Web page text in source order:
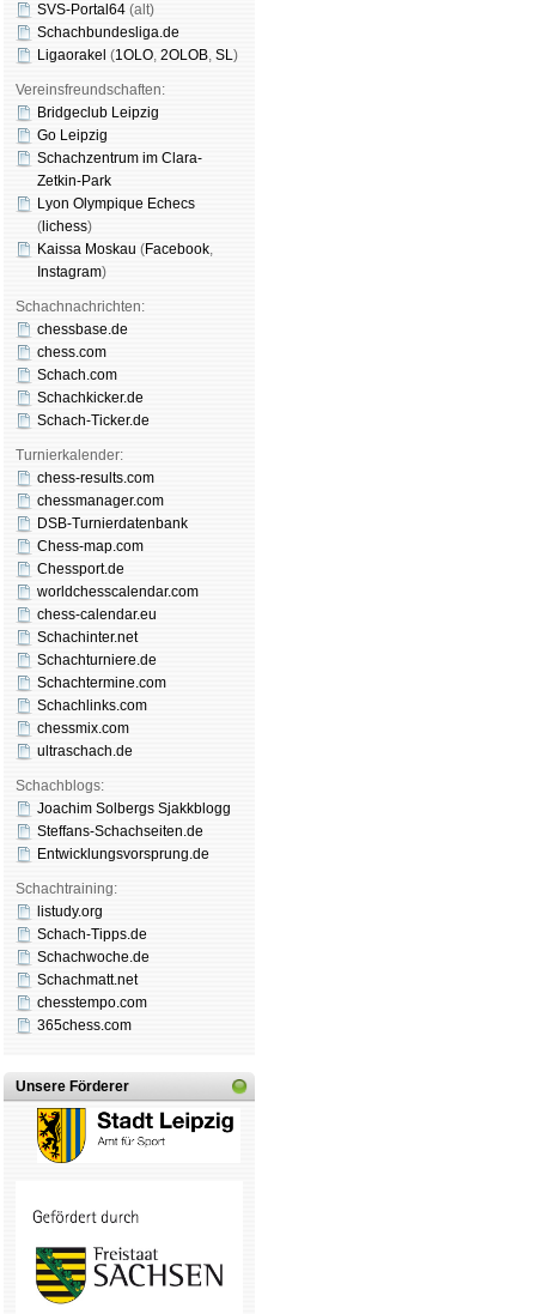
SVS-Portal64 (alt)
Schachbundesliga.de
Ligaorakel (1OLO, 2OLOB, SL)
Vereinsfreundschaften:
Bridgeclub Leipzig
Go Leipzig
Schachzentrum im Clara-
Zetkin-Park
Lyon Olympique Echecs
( lichess)
Kaissa Moskau (Face­book,
Insta­gram)
Schachnachrichten:
chessbase.de
chess.com
Schach.com
Schachkicker.de
Schach-Ticker.de
Turnierkalender:
chess-results.com
chessmanager.com
DSB-Turnierdatenbank
Chess-map.com
Chessport.de
worldchesscalendar.com
chess-calendar.eu
Schachinter.net
Schachturniere.de
Schachtermine.com
Schachlinks.com
chessmix.com
ultraschach.de
Schachblogs:
Joachim Solbergs Sjakkblogg
Steffans-Schachseiten.de
Entwicklungsvorsprung.de
Schachtraining:
listudy.org
Schach-Tipps.de
Schachwoche.de
Schachmatt.net
chesstempo.com
365chess.com
Unsere Förderer